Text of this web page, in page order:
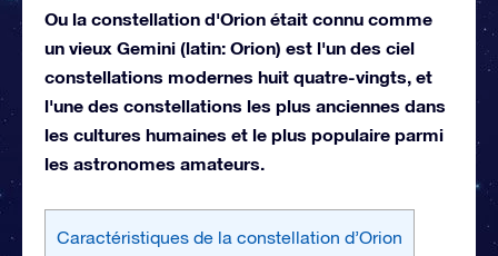
Ou la constellation d'Orion était connu comme
un vieux Gemini (latin: Orion) est l'un des ciel
constellations modernes huit quatre-vingts, et
l'une des constellations les plus anciennes dans
les cultures humaines et le plus populaire parmi
les astronomes amateurs.
Caractéristiques de la constellation d’Orion